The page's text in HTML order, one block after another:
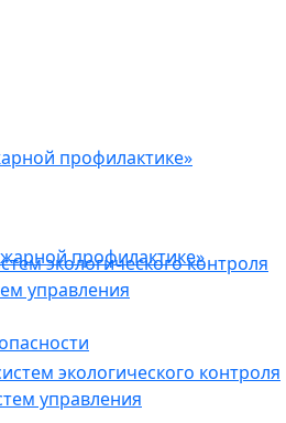
профилактике»
экологического контроля
управления
профилактике»
экологического контроля
управления